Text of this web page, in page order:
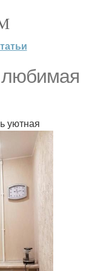
любимaя
уютная